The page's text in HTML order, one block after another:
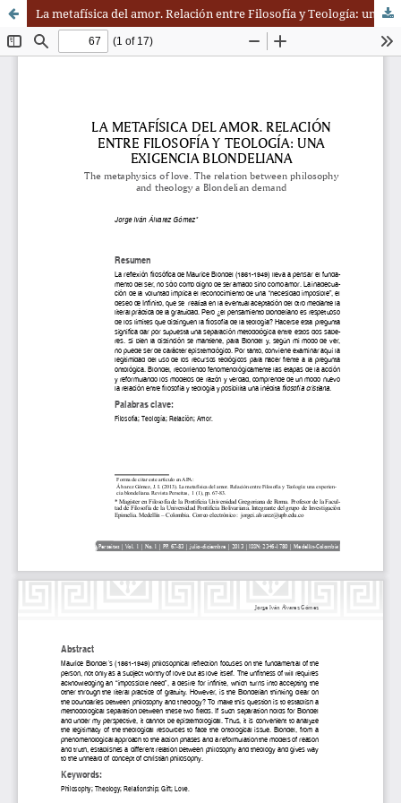
La metafísica del amor. Relación entre Filosofía y Teología: una experiencia blondeliana